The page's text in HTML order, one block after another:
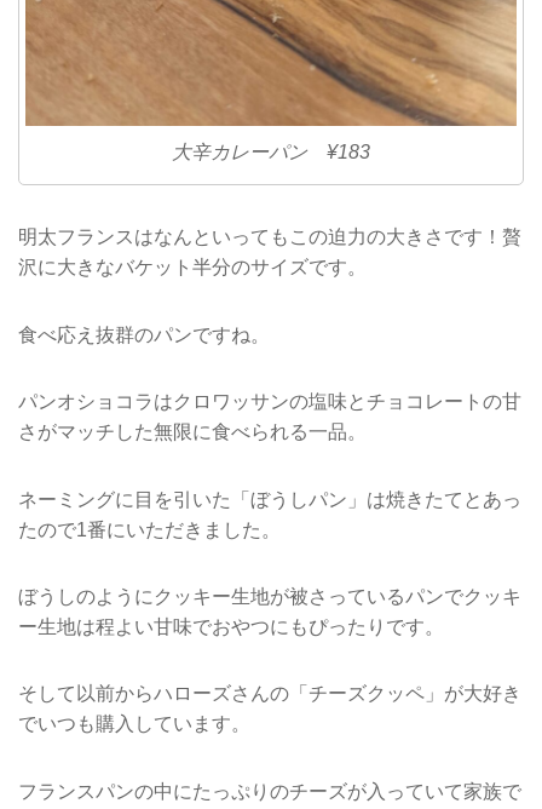
大辛カレーパン ¥183
明太フランスはなんといってもこの迫力の大きさです！贅
沢に大きなバケット半分のサイズです。
食べ応え抜群のパンですね。
パンオショコラはクロワッサンの塩味とチョコレートの甘
さがマッチした無限に食べられる一品。
ネーミングに目を引いた「ぼうしパン」は焼きたてとあっ
たので1番にいただきました。
ぼうしのようにクッキー生地が被さっているパンでクッキ
ー生地は程よい甘味でおやつにもぴったりです。
そして以前からハローズさんの「チーズクッペ」が大好き
でいつも購入しています。
フランスパンの中にたっぷりのチーズが入っていて家族で